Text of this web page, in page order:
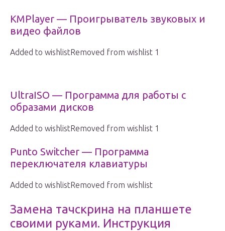
KMPlayer — Проигрыватель звуковых и
видео файлов
Added to wishlistRemoved from wishlist 1
UltraISO — Программа для работы с
образами дисков
Added to wishlistRemoved from wishlist 1
Punto Switcher — Программа
переключателя клавиатуры
Added to wishlistRemoved from wishlist
Замена тачскрина на планшете
своими руками. Инструкция